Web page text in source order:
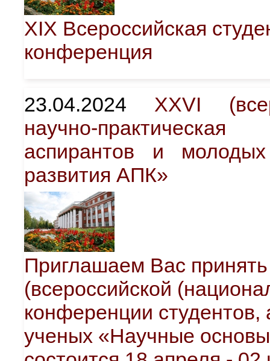
XIX Всероссийская
конференция
23.04.2024 XXVI
научно-
аспирантов и
развития АПК»
Приглашаем Вас
(всероссийской
конференции
ученых «Научные